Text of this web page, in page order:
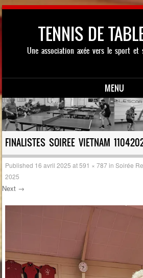
TENNIS DE
Une association axée vers le sport et
MENU
Skip to content
FINALISTES SOIREE VIETNAM
Published 16 avril 2025 at591 × 787inSoirée
2025
Next →